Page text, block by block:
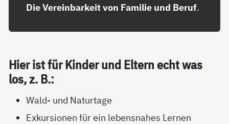
Die Vereinbarkeit von Familie und Beruf.
Hier ist für Kin­der und El­tern echt was
los, z. B.:
Wald- und Naturtage
Exkursionen für ein lebensnahes Lernen